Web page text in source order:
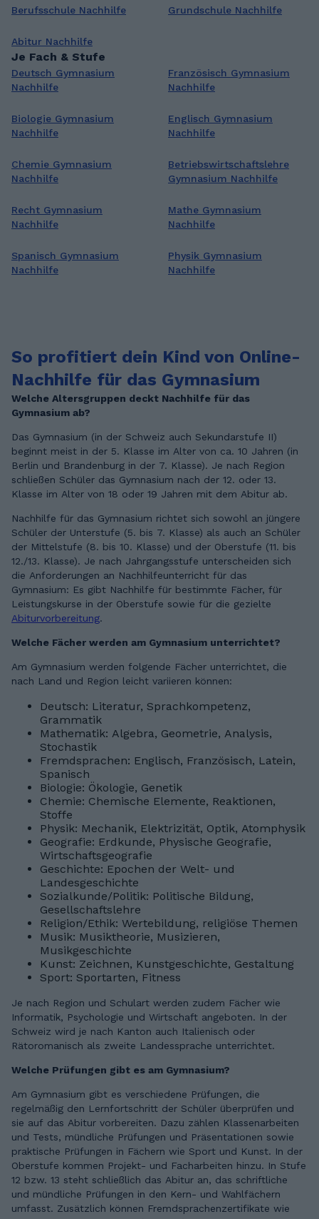
Berufsschule Nachhilfe Grundschule Nachhilfe
Abitur Nachhilfe
Je Fach & Stufe
Deutsch Gymnasium
Nachhilfe
Französisch Gymnasium
Nachhilfe
Biologie Gymnasium
Nachhilfe
Englisch Gymnasium
Nachhilfe
Chemie Gymnasium
Nachhilfe
Betriebswirtschaftslehre
Gymnasium Nachhilfe
Recht Gymnasium
Nachhilfe
Mathe Gymnasium
Nachhilfe
Spanisch Gymnasium
Nachhilfe
Physik Gymnasium
Nachhilfe
So profitiert dein Kind von Online-
Nachhilfe für das Gymnasium
Welche Altersgruppen deckt Nachhilfe für das
Gymnasium ab?
Das Gymnasium (in der Schweiz auch Sekundarstufe II)
beginnt meist in der 5. Klasse im Alter von ca. 10 Jahren (in
Berlin und Brandenburg in der 7. Klasse). Je nach Region
schließen Schüler das Gymnasium nach der 12. oder 13.
Klasse im Alter von 18 oder 19 Jahren mit dem Abitur ab.
Nachhilfe für das Gymnasium richtet sich sowohl an jüngere
Schüler der Unterstufe (5. bis 7. Klasse) als auch an Schüler
der Mittelstufe (8. bis 10. Klasse) und der Oberstufe (11. bis
12./13. Klasse). Je nach Jahrgangsstufe unterscheiden sich
die Anforderungen an Nachhilfeunterricht für das
Gymnasium: Es gibt Nachhilfe für bestimmte Fächer, für
Leistungskurse in der Oberstufe sowie für die gezielte
Abiturvorbereitung.
Welche Fächer werden am Gymnasium unterrichtet?
Am Gymnasium werden folgende Fächer unterrichtet, die
nach Land und Region leicht variieren können:
Deutsch: Literatur, Sprachkompetenz,
Grammatik
Mathematik: Algebra, Geometrie, Analysis,
Stochastik
Fremdsprachen: Englisch, Französisch, Latein,
Spanisch
Biologie: Ökologie, Genetik
Chemie: Chemische Elemente, Reaktionen,
Stoffe
Physik: Mechanik, Elektrizität, Optik, Atomphysik
Geografie: Erdkunde, Physische Geografie,
Wirtschaftsgeografie
Geschichte: Epochen der Welt- und
Landesgeschichte
Sozialkunde/Politik: Politische Bildung,
Gesellschaftslehre
Religion/Ethik: Wertebildung, religiöse Themen
Musik: Musiktheorie, Musizieren,
Musikgeschichte
Kunst: Zeichnen, Kunstgeschichte, Gestaltung
Sport: Sportarten, Fitness
Je nach Region und Schulart werden zudem Fächer wie
Informatik, Psychologie und Wirtschaft angeboten. In der
Schweiz wird je nach Kanton auch Italienisch oder
Rätoromanisch als zweite Landessprache unterrichtet.
Welche Prüfungen gibt es am Gymnasium?
Am Gymnasium gibt es verschiedene Prüfungen, die
regelmäßig den Lernfortschritt der Schüler überprüfen und
sie auf das Abitur vorbereiten. Dazu zählen Klassenarbeiten
und Tests, mündliche Prüfungen und Präsentationen sowie
praktische Prüfungen in Fächern wie Sport und Kunst. In der
Oberstufe kommen Projekt- und Facharbeiten hinzu. In Stufe
12 bzw. 13 steht schließlich das Abitur an, das schriftliche
und mündliche Prüfungen in den Kern- und Wahlfächern
umfasst. Zusätzlich können Fremdsprachenzertifikate wie